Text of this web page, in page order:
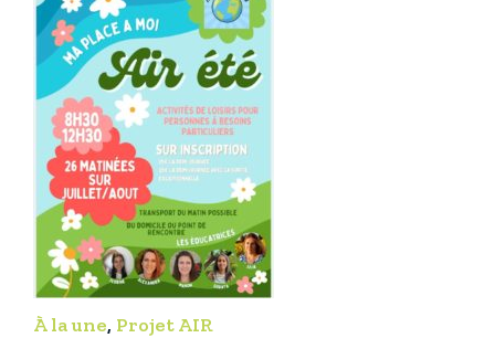
À la une, Projet AIR